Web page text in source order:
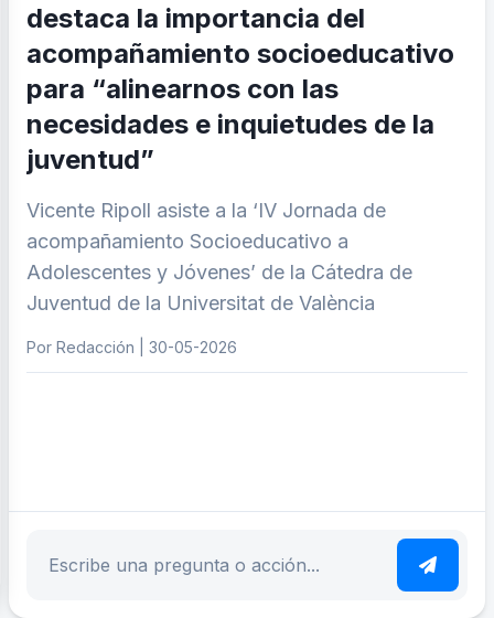
destaca la importancia del
acompañamiento socioeducativo
para “alinearnos con las
necesidades e inquietudes de la
juventud”
Vicente Ripoll asiste a la ‘IV Jornada de
acompañamiento Socioeducativo a
Adolescentes y Jóvenes’ de la Cátedra de
Juventud de la Universitat de València
Por Redacción | 30-05-2026
Escribe tu pregunta